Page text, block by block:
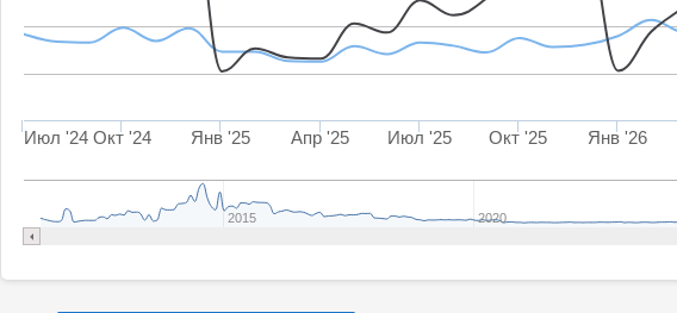
Июл '24 Окт '24 Янв '25 Апр '25 Июл '25 Окт '25 Янв '26
2015 2020